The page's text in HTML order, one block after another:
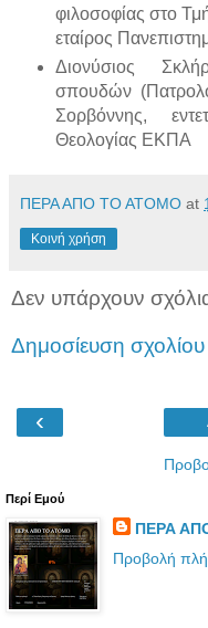
φιλοσοφίας στο
εταίρος
Διονύσιος
σπουδών
Σορβόννης,
Θεολογίας ΕΚΠΑ
ΠΕΡΑ ΑΠΟ ΤΟ ΑΤΟΜΟ at
Κοινή χρήση
Δεν υπάρχουν
Δημοσίευση σχολίου
‹
Περί Εμού
ΠΕΡΑ
Προβολή